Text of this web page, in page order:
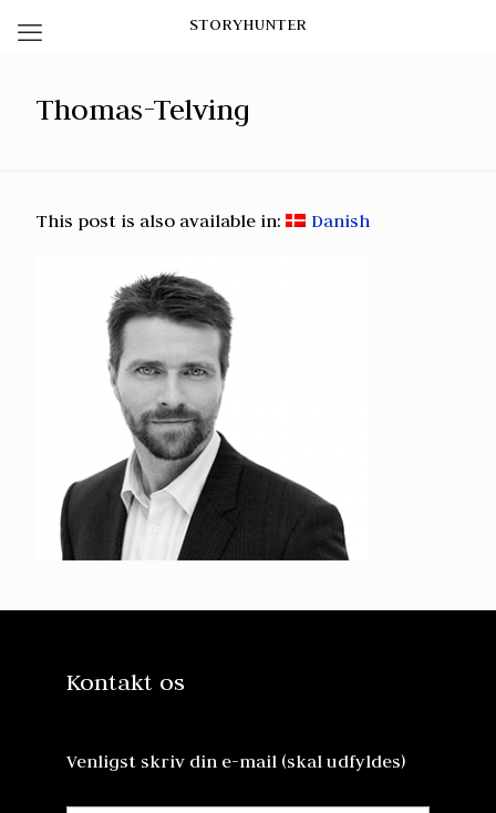
STORYHUNTER
Thomas-Telving
This post is also available in: Danish
Kontakt os
Venligst skriv din e-mail (skal udfyldes)